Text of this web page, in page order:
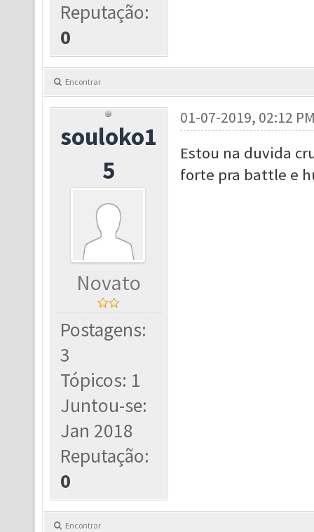
Reputação:
0
Encontrar
souloko1
5
Novato
Postagens:
3
Tópicos: 1
Juntou-se:
Jan 2018
Reputação:
0
01-07-2019, 02:12
Estou na duvida
forte pra battle e
Encontrar